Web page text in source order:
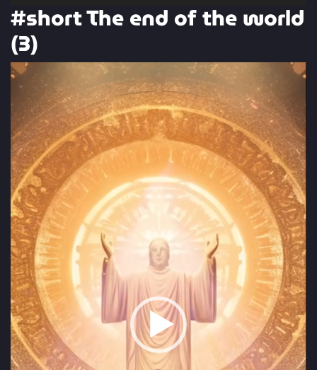
#short The end of the world
(3)
Video
Player